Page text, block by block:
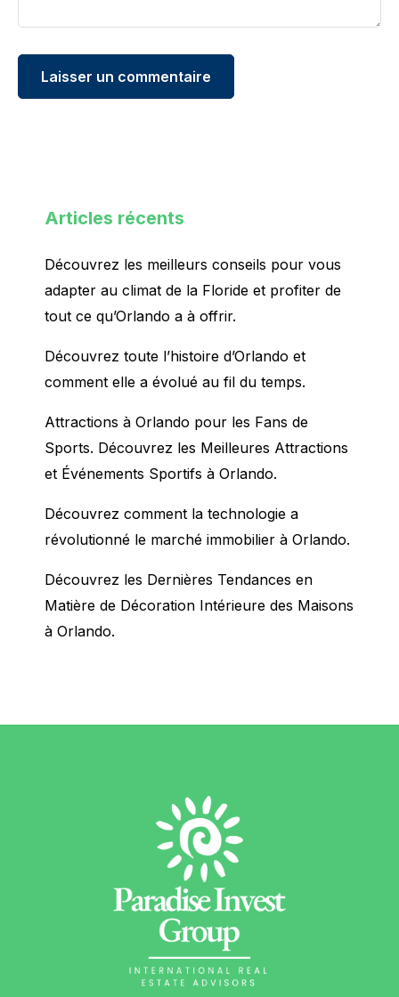
Articles récents
Découvrez les meilleurs conseils pour vous
adapter au climat de la Floride et profiter de
tout ce qu’Orlando a à offrir.
Découvrez toute l’histoire d’Orlando et
comment elle a évolué au fil du temps.
Attractions à Orlando pour les Fans de
Sports. Découvrez les Meilleures Attractions
et Événements Sportifs à Orlando.
Découvrez comment la technologie a
révolutionné le marché immobilier à Orlando.
Découvrez les Dernières Tendances en
Matière de Décoration Intérieure des Maisons
à Orlando.